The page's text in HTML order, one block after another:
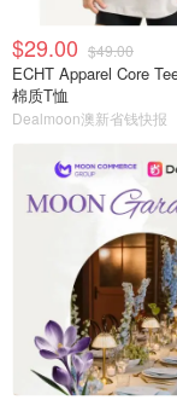
$29.00 $49.00
ECHT Apparel Core
棉质T恤
Dealmoon澳新省钱快报